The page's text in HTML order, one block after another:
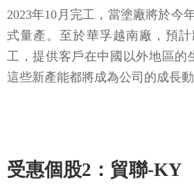
2023年10月完工，當塗廠將於今
式量產。至於華孚越南廠，預
工，提供客戶在中國以外地區的
這些新產能都將成為公司的成長動
受惠個股2：貿聯-KY